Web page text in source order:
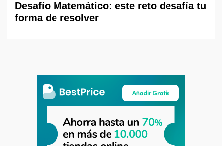
Desafío Matemático: este reto desafía tu
forma de resolver